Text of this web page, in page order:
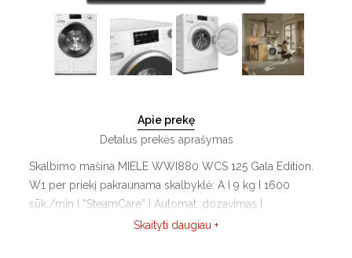
Apie prekę
Detalus prekės aprašymas
Skalbimo mašina MIELE WWI880 WCS 125 Gala Edition.
W1 per priekį pakraunama skalbyklė: A I 9 kg I 1600
sūk./min I “SteamCare” I Automat. dozavimas I
Skaityti daugiau +